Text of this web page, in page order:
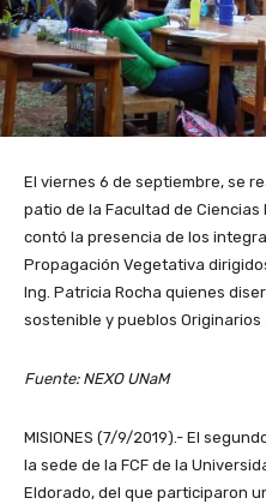
El viernes 6 de septiembre, se
patio de la Facultad de
contó la presencia de los
Propagación Vegetativa
Ing. Patricia Rocha quienes
sostenible y pueblos Originarios
Fuente: NEXO UNaM
MISIONES (7/9/2019).- El
la sede de la FCF de la
Eldorado, del que participaron